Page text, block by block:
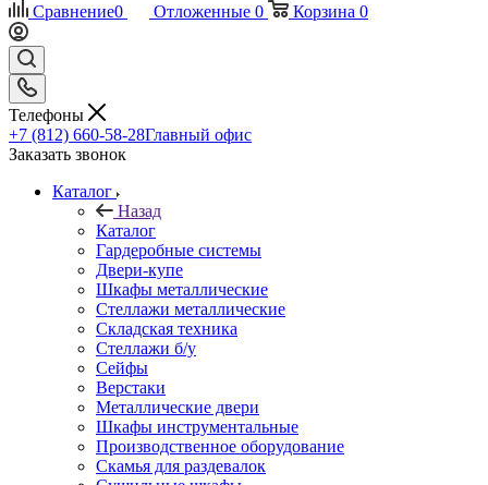
Сравнение0 Отложенные 0 Корзина 0
Телефоны
+7 (812) 660-58-28Главный офис
Заказать звонок
Каталог
Назад
Каталог
Гардеробные системы
Двери-купе
Шкафы металлические
Стеллажи металлические
Складская техника
Стеллажи б/у
Сейфы
Верстаки
Металлические двери
Шкафы инструментальные
Производственное оборудование
Скамья для раздевалок